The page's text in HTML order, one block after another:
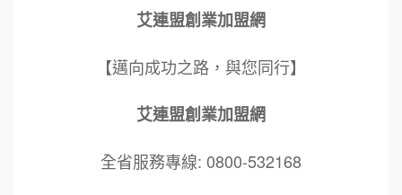
艾連盟創業加盟網
【邁向成功之路，與您同行】
艾連盟創業加盟網
全省服務專線: 0800-532168